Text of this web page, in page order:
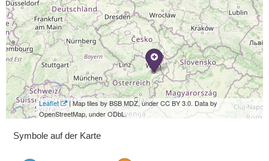
Leaflet
| Map tiles by BSB MDZ, under CC BY 3.0. Data by
OpenStreetMap, under ODbL.
Symbole auf der Karte